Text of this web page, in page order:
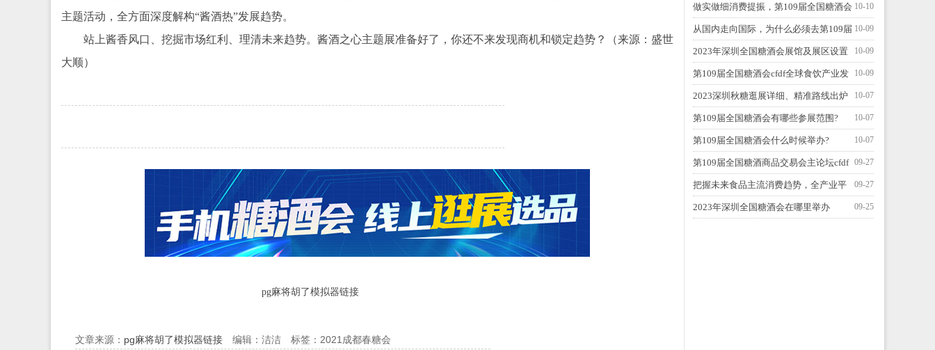
主题活动，全方面深度解构“酱酒热”发展趋势。
站上酱香风口、挖掘市场红利、理清未来趋势。酱酒之心主题展准备好了，你还不来发现商机和锁定趋势？（来源：盛世
大顺）
pg麻将胡了模拟器链接
文章来源： pg麻将胡了模拟器链接 编辑：洁洁 标签：2021成都春糖会
台赋能实现多方共赢 10-10
做实做细消费提振，第109届全国糖酒会
积极推进“以展兴业” 10-09
从国内走向国际，为什么必须去第109届
全国糖酒会？ 10-09
2023年深圳全国糖酒会展馆及展区设置
10-09
第109届全国糖酒会cfdf全球食饮产业发
展峰会 10-07
2023深圳秋糖逛展详细、精准路线出炉
啦！ 10-07
第109届全国糖酒会有哪些参展范围?
10-07
第109届全国糖酒会什么时候举办?
09-27
第109届全国糖酒商品交易会主论坛cfdf
全球食饮产业发展峰会 09-27
把握未来食品主流消费趋势，全产业平
台赋能实现多方共赢 09-25
2023年深圳全国糖酒会在哪里举办